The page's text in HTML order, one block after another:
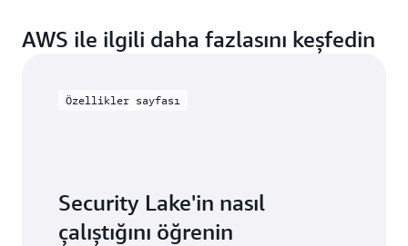
AWS ile ilgili daha fazlasını keşfedin
Özellikler sayfası
Security Lake'in nasıl
çalıştığını öğrenin